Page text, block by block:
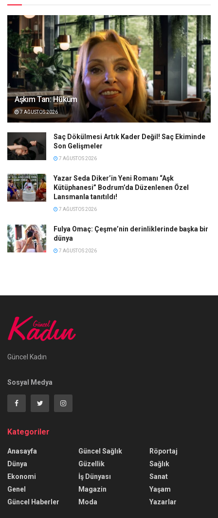
Aşkım Tan: Hüküm
7 AĞUSTOS 2026
Saç Dökülmesi Artık Kader Değil! Saç Ekiminde
Son Gelişmeler
7 AĞUSTOS 2026
Yazar Seda Diker’in Yeni Romanı “Aşk
Kütüphanesi” Bodrum’da Düzenlenen Özel
Lansmanla tanıtıldı!
7 AĞUSTOS 2026
Fulya Omaç: Çeşme’nin derinliklerinde başka bir
dünya
7 AĞUSTOS 2026
Güncel Kadın
Sosyal Medya
Kategoriler
Anasayfa
Dünya
Ekonomi
Genel
Güncel Haberler
Güncel Sağlık
Güzellik
İş Dünyası
Magazin
Moda
Röportaj
Sağlık
Sanat
Yaşam
Yazarlar